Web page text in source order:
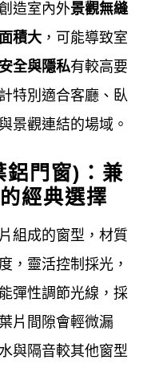
序固定於牆
例如使用
膠填滿窗框
利康，確
將內框窗
行調整。
創造室內外景觀無縫
積大 ，可能導致室
全與隱私有較高要
特別適合客廳、臥
景觀連結的場域。
鋁門窗)：兼
經典選擇
組成的窗型，材質
，靈活控制採光，
彈性調節光線，採
片間隙會輕微漏
與隔音較其他窗型